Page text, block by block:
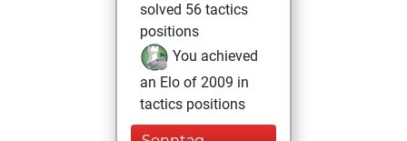
solved 56 tactics
positions
You achieved
an Elo of 2009 in
tactics positions